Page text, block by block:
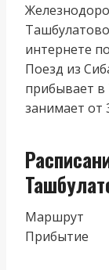
интернете
Поезд из
прибывает в
занимает от
Маршрут
Прибытие